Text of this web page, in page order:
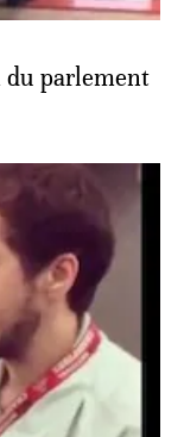
du parlement